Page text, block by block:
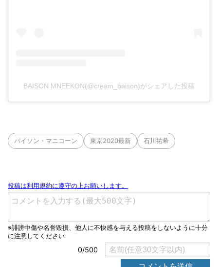
BAISON MNEEKON(@cream_baison)がシェアした投稿
バイソン・マニコーン 東京2020最新 石川祐希